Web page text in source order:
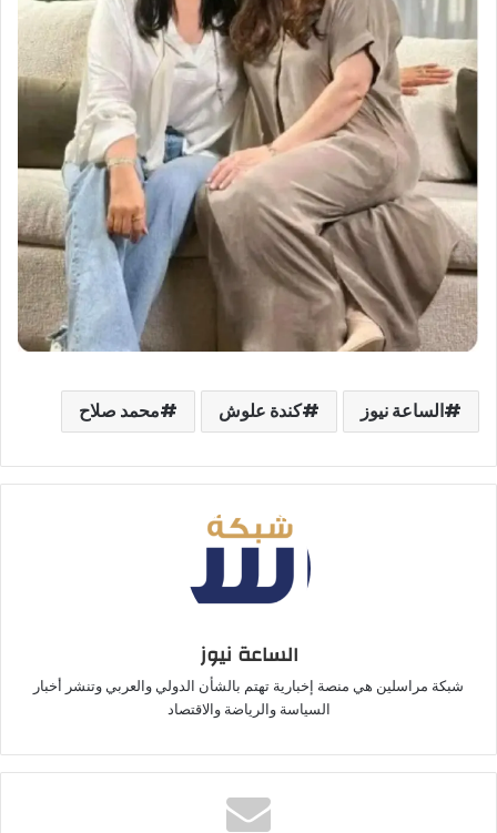
الساعة نيوز كندة علوش محمد صلاح
الساعة نيوز
شبكة مراسلين هي منصة إخبارية تهتم بالشأن الدولي والعربي وتنشر أخبار
السياسة والرياضة والاقتصاد